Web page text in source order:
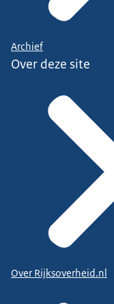
Archief
Over deze site
Over Rijksoverheid.nl